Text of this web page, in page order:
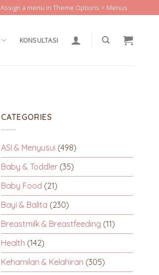
Assign a menu in Theme Options > Menus
KONSULTASI
CATEGORIES
ASI & Menyusui (498)
Baby & Toddler (35)
Baby Food (21)
Bayi & Balita (230)
Breastmilk & Breastfeeding (11)
Health (142)
Kehamilan & Kelahiran (305)